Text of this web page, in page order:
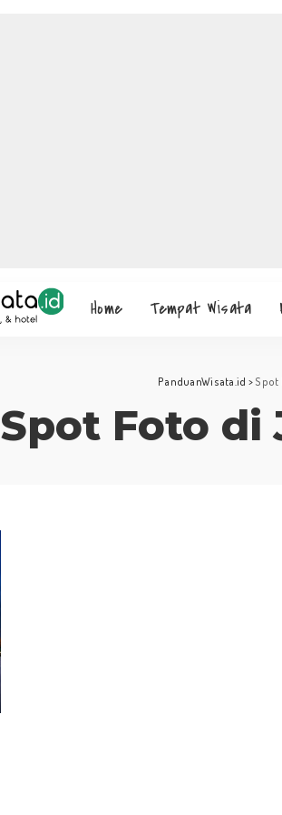
Home Tempat Wisata
PanduanWisata.id > Spot
Spot Foto di